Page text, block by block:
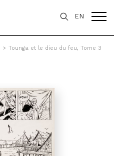
EN
> Tounga et le dieu du feu, Tome 3